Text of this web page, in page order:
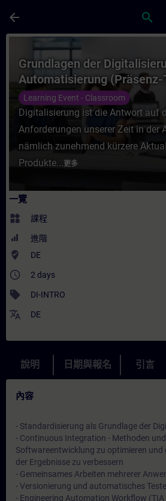
arrow_back search
課程 - Grundlagen der
Grundlagen der
Automatisierung (Präsenz-
Learning Event - Classroom
Digitalisierung ist die Antwort auf
Anforderungen unserer Zeit in der
nämlich zunehmend kürzere
Produkte...更多
一覽
widgets 課程
進階
where_to_vote DE
access_time 2 days
sell DI-INTRO
translate DE
說明 日期與報名 引言
內容
- Standardisierung als Grundlage der
- Continuous Integration - Methoden
Softwareentwicklung zu optimieren und
der Ergebnisse zu verbessern
- Gemeinsames Arbeiten mehrerer
- Versionierung und automatisches
- Engineering Automation Workflow (TIA